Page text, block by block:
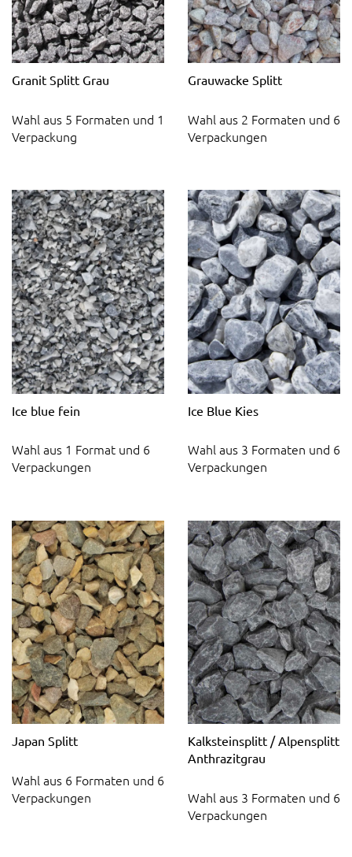
Granit Splitt Grau
Wahl aus 5 Formaten und 1
Verpackung
Grauwacke Splitt
Wahl aus 2 Formaten und 6
Verpackungen
Ice blue fein
Wahl aus 1 Format und 6
Verpackungen
Ice Blue Kies
Wahl aus 3 Formaten und 6
Verpackungen
Japan Splitt
Wahl aus 6 Formaten und 6
Verpackungen
Kalksteinsplitt / Alpensplitt
Anthrazitgrau
Wahl aus 3 Formaten und 6
Verpackungen